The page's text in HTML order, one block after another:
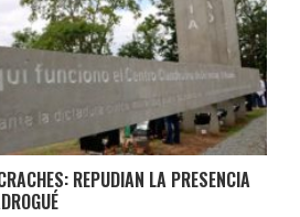
REPUDIAN LA PRESENCIA